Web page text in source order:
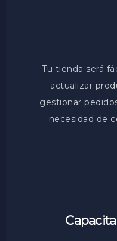
Tu tienda será
actualizar
gestionar
necesidad de